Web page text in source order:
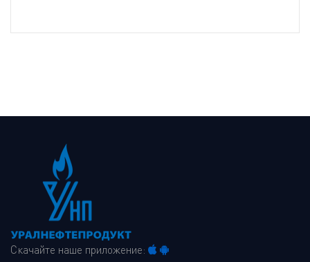
Скачайте наше приложение: